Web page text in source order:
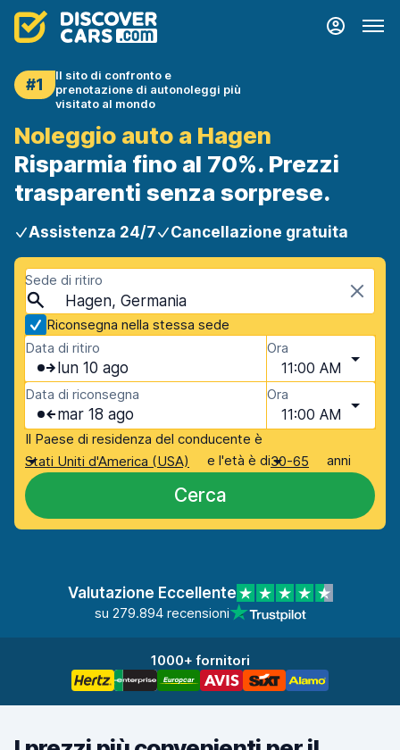
#1
Il sito di confronto e
prenotazione di autonoleggi più
visitato al mondo
Noleggio auto a Hagen
Risparmia fino al 70%. Prezzi
trasparenti senza sorprese.
Assistenza 24/7 Cancellazione gratuita
Sede di ritiro
Hagen, Germania
Riconsegna nella stessa sede
Data di ritiro
lun 10 ago
Ora
11:00 AM
Data di riconsegna
mar 18 ago
Ora
11:00 AM
Il Paese di residenza del conducente è
Stati Uniti d'America (USA)
e l'età è di30-65 anni
Cerca
Valutazione Eccellente
su 279.894 recensioni
1000+ fornitori